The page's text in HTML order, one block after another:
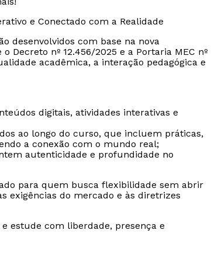
e Conectado com a Realidade
desenvolvidos com base na nova
Decreto nº 12.456/2025 e a Portaria MEC nº
acadêmica, a interação pedagógica e
digitais, atividades interativas e
ao longo do curso, que incluem práticas,
a conexão com o mundo real;
autenticidade e profundidade no
para quem busca flexibilidade sem abrir
exigências do mercado e às diretrizes
estude com liberdade, presença e